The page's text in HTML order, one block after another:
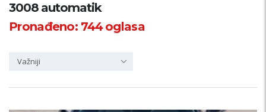
Županija
3008 automatik
Pronađeno: 744oglasa
Važniji